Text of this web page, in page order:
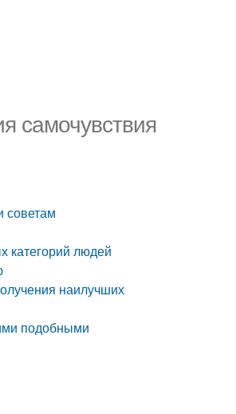
самочувствия
советам
категорий людей
наилучших
подобными